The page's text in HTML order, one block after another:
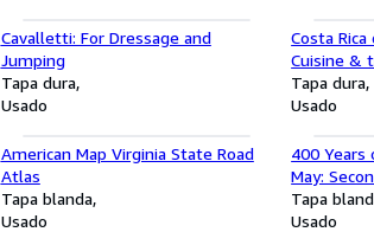
Cavalletti: For Dressage and
Jumping
Tapa dura
Usado
Costa Rica
Cuisine &
Tapa dura
Usado
American Map Virginia State Road
Atlas
Tapa blanda
Usado
400
May:
Tapa
Usado